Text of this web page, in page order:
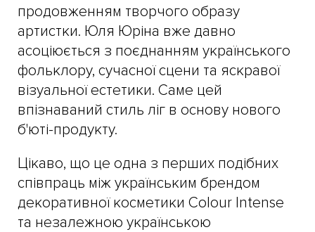
продовженням творчого образу
артистки. Юля Юріна вже давно
асоціюється з поєднанням українського
фольклору, сучасної сцени та яскравої
візуальної естетики. Саме цей
впізнаваний стиль ліг в основу нового
б'юті-продукту.
Цікаво, що це одна з перших подібних
співпраць між українським брендом
декоративної косметики Colour Intense
та незалежною українською